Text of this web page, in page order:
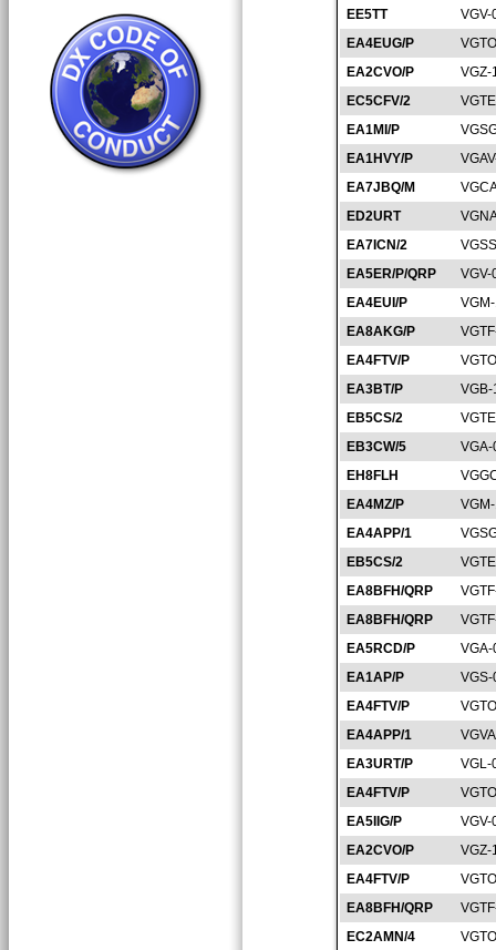
EE5TT
VGV-
EA4EUG/P
EA2CVO/P
VGZ-
EC5CFV/2
EA1MI/P
EA1HVY/P
EA7JBQ/M
ED2URT
EA7ICN/2
EA5ER/P/QRP
VGV-
EA4EUI/P
EA8AKG/P
EA4FTV/P
EA3BT/P
EB5CS/2
EB3CW/5
EH8FLH
EA4MZ/P
EA4APP/1
EB5CS/2
EA8BFH/QRP
EA8BFH/QRP
EA5RCD/P
EA1AP/P
EA4FTV/P
EA4APP/1
EA3URT/P
VGL-
EA4FTV/P
EA5IIG/P
VGV-
EA2CVO/P
VGZ-
EA4FTV/P
EA8BFH/QRP
EC2AMN/4